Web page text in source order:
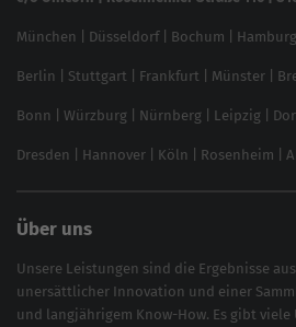
Local SEO
SEO für Online Shops
Brand Monitoring 2025
München Düsseldorf| Bochum Hamburg
Berlin Stuttgart Frankfurt Münster
Bonn Würzburg Nürnberg Leipzig
Dresden Hannover Köln Rosenheim
Über uns
Unsere Leistungen sind die Ergebnisse
unersättlicher Innovation und einer
und langjährigem Know-How. Es gibt